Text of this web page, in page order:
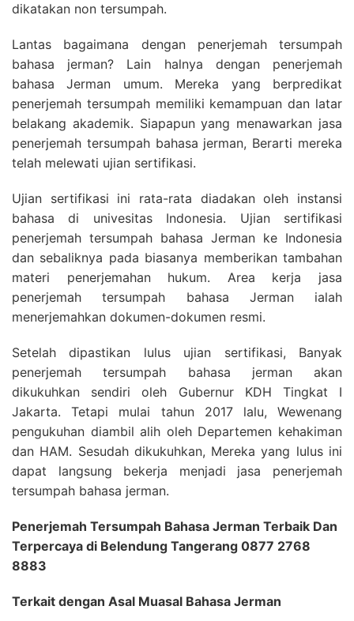
dikatakan non tersumpah.
Lantas bagaimana dengan penerjemah tersumpah
bahasa jerman? Lain halnya dengan penerjemah
bahasa Jerman umum. Mereka yang berpredikat
penerjemah tersumpah memiliki kemampuan dan latar
belakang akademik. Siapapun yang menawarkan jasa
penerjemah tersumpah bahasa jerman, Berarti mereka
telah melewati ujian sertifikasi.
Ujian sertifikasi ini rata-rata diadakan oleh instansi
bahasa di univesitas Indonesia. Ujian sertifikasi
penerjemah tersumpah bahasa Jerman ke Indonesia
dan sebaliknya pada biasanya memberikan tambahan
materi penerjemahan hukum. Area kerja jasa
penerjemah tersumpah bahasa Jerman ialah
menerjemahkan dokumen-dokumen resmi.
Setelah dipastikan lulus ujian sertifikasi, Banyak
penerjemah tersumpah bahasa jerman akan
dikukuhkan sendiri oleh Gubernur KDH Tingkat I
Jakarta. Tetapi mulai tahun 2017 lalu, Wewenang
pengukuhan diambil alih oleh Departemen kehakiman
dan HAM. Sesudah dikukuhkan, Mereka yang lulus ini
dapat langsung bekerja menjadi jasa penerjemah
tersumpah bahasa jerman.
Penerjemah Tersumpah Bahasa Jerman Terbaik Dan
Terpercaya di Belendung Tangerang 0877 2768
8883
Terkait dengan Asal Muasal Bahasa Jerman